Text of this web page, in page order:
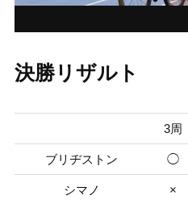
決勝リザルト
3周
ブリヂストン ◯
シマノ ×